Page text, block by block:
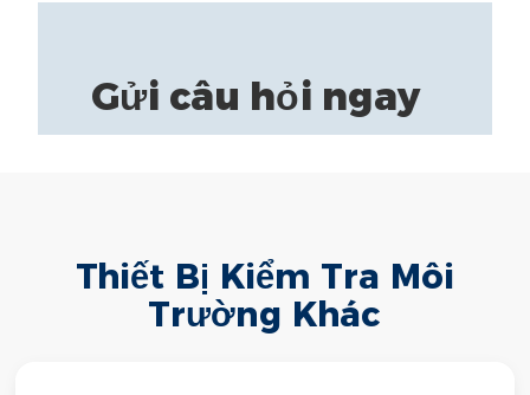
Gửi câu hỏi ngay
Thiết Bị Kiểm Tra Môi
Trường Khác